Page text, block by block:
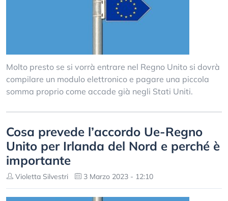
Molto presto se si vorrà entrare nel Regno Unito si dovrà
compilare un modulo elettronico e pagare una piccola
somma proprio come accade già negli Stati Uniti.
Cosa prevede l’accordo Ue-Regno
Unito per Irlanda del Nord e perché è
importante
Violetta Silvestri 3 Marzo 2023 - 12:10